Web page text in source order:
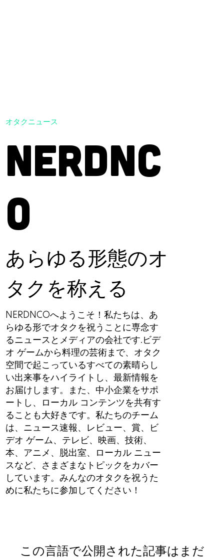
オタクニュース
NERDNC
O
あらゆる形態のオ
タクを称える
NERDNCOへようこそ！私たちは、あ
らゆる形でオタクを祝うことに専念す
るニュースとメディアの会社です.ビデ
オ ゲームから料理の芸術まで、オタク
空間で起こっているすべての素晴らし
い出来事をハイライトし、最新情報を
お届けします。また、中小企業をサポ
ートし、ローカル コンテンツを共有す
ることも大好きです。私たちのチーム
は、ニュース速報、レビュー、賞、ビ
デオ ゲーム、テレビ、映画、技術、
本、アニメ、脱出室、ローカル ニュー
スなど、さまざまなトピックをカバー
しています。みんなのオタクを祝うた
めに私たちに参加してください！
この言語で公開された記事はまだ